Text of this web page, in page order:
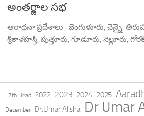
అంతర్జాల సభ
ఆరాధనా ప్రదేశాలు : బెంగుళూరు, చెన్నై,
శ్రీకాళహస్తి, పుత్తూరు, గూడూరు, నెల్లూరు,
7th Head 2022 2023 2024 2025
December Dr.Umar Alisha Dr Umar